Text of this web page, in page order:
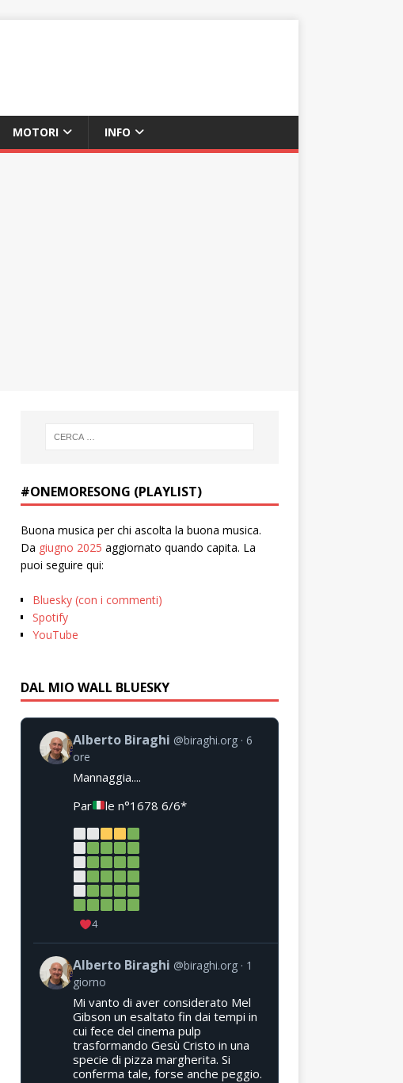
MOTORI INFO
#ONEMORESONG (PLAYLIST)
Buona musica per chi ascolta la buona musica.
Da giugno 2025 aggiornato quando capita. La
puoi seguire qui:
Bluesky (con i commenti)
Spotify
YouTube
DAL MIO WALL BLUESKY
Alberto Biraghi @biraghi.org 6
ore
Mannaggia....
Par
le n°1678 6/6*
4
Alberto Biraghi @biraghi.org
1
giorno
Mi vanto di aver considerato Mel
Gibson un esaltato fin dai tempi in
cui fece del cinema pulp
trasformando Gesù Cristo in una
specie di pizza margherita. Si
conferma tale, forse anche peggio.